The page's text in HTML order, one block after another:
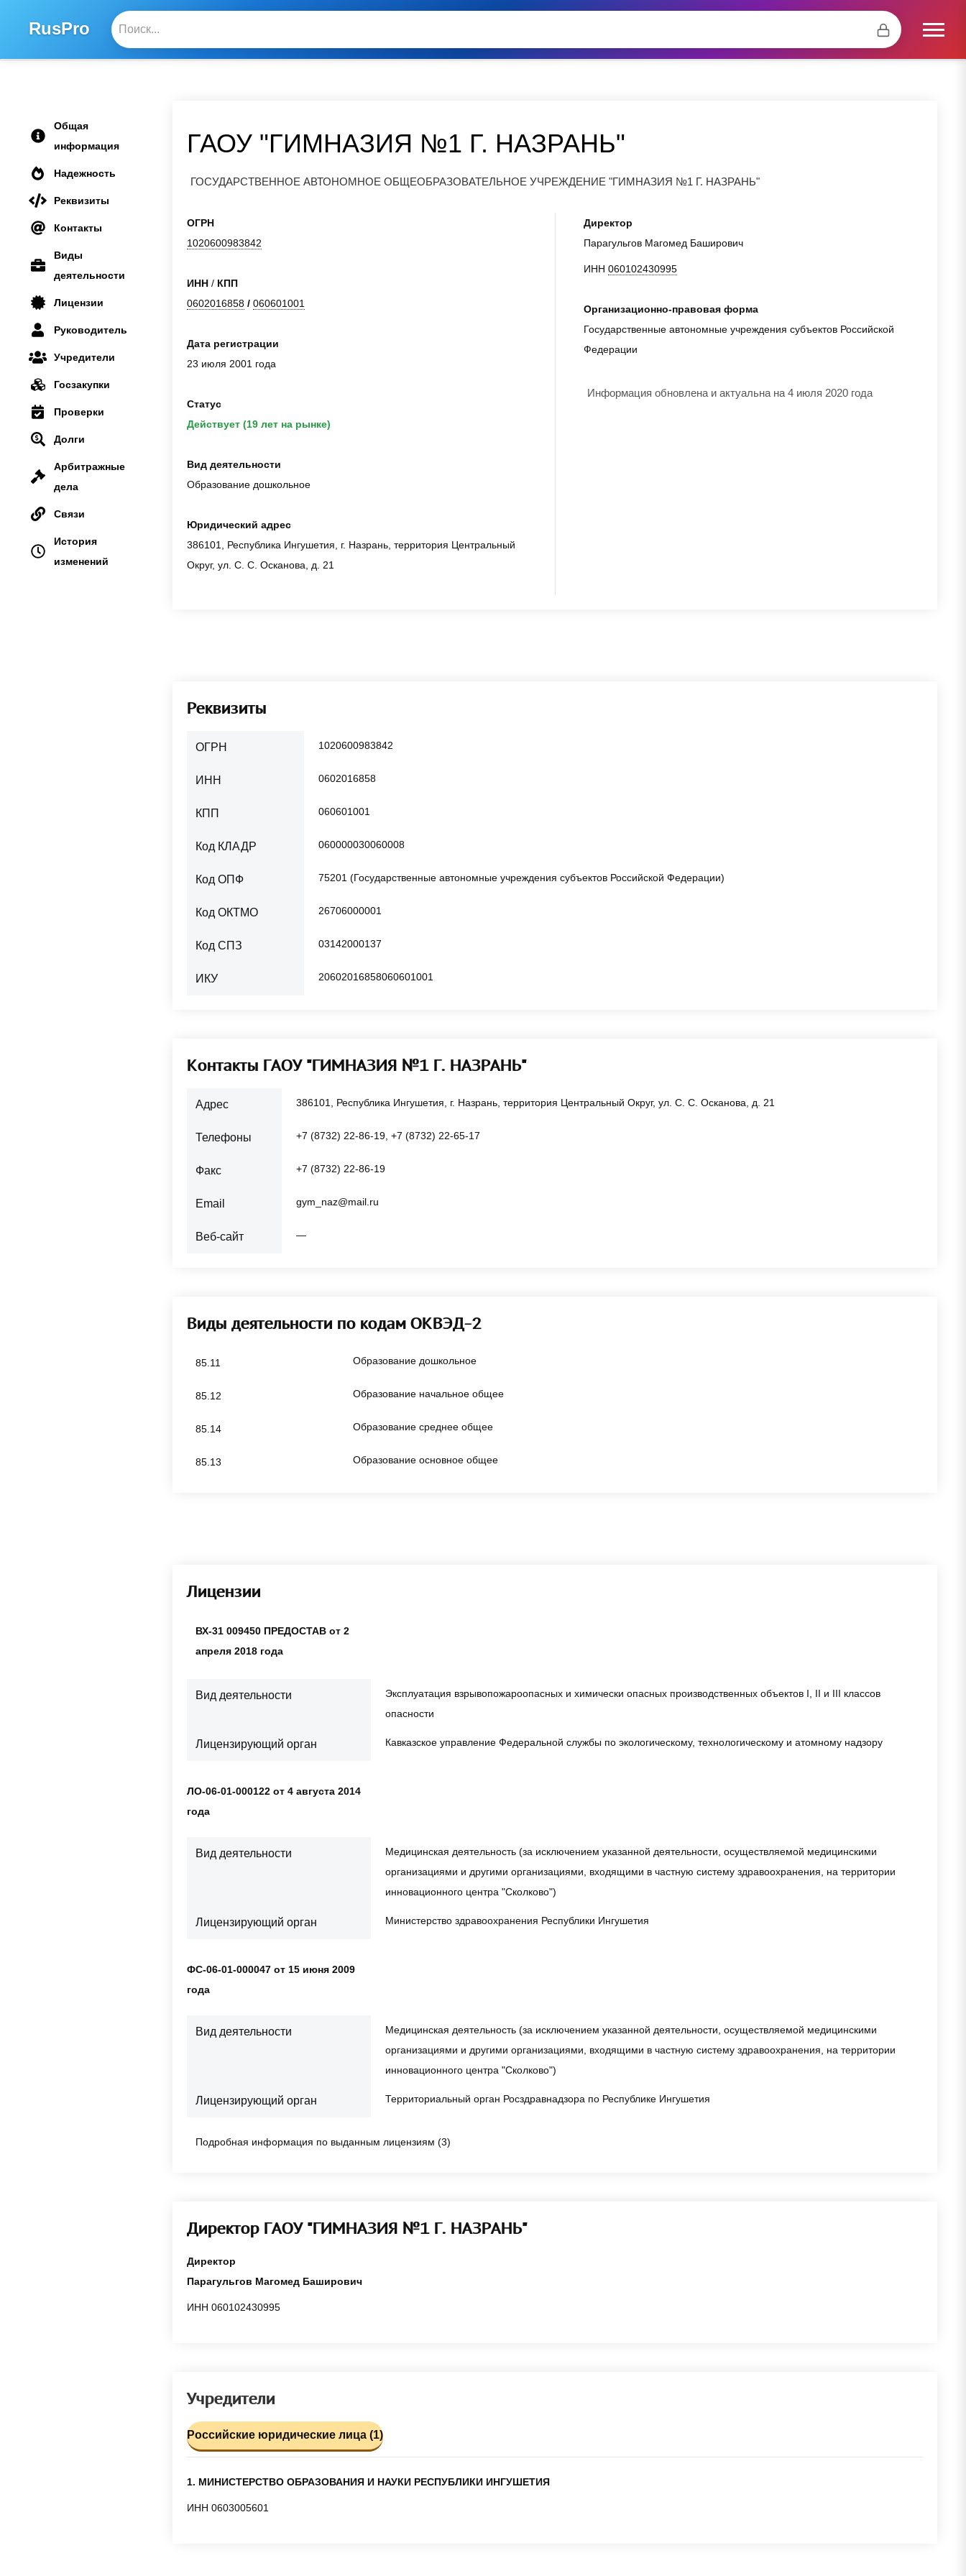
RusPro
Общая
информация
Надежность
Реквизиты
Контакты
Виды
деятельности
Лицензии
Руководитель
Учредители
Госзакупки
Проверки
Долги
Арбитражные
дела
Связи
История
изменений
ГАОУ "ГИМНАЗИЯ №1 Г. НАЗРАНЬ"
ГОСУДАРСТВЕННОЕ АВТОНОМНОЕ ОБЩЕОБРАЗОВАТЕЛЬНОЕ УЧРЕЖДЕНИЕ "ГИМНАЗИЯ №1 Г. НАЗРАНЬ"
ОГРН
1020600983842
ИНН / КПП
0602016858 / 060601001
Дата регистрации
23 июля 2001 года
Статус
Действует (19 лет на рынке)
Вид деятельности
Образование дошкольное
Юридический адрес
386101, Республика Ингушетия, г. Назрань, территория Центральный
Округ, ул. С. С. Осканова, д. 21
Директор
Парагульгов Магомед Баширович
ИНН 060102430995
Организационно-правовая форма
Государственные автономные учреждения субъектов Российской
Федерации
Информация обновлена и актуальна на 4 июля 2020 года
Реквизиты
ОГРН 1020600983842
ИНН 0602016858
КПП 060601001
Код КЛАДР 060000030060008
Код ОПФ 75201 (Государственные автономные учреждения субъектов Российской Федерации)
Код ОКТМО 26706000001
Код СПЗ 03142000137
ИКУ 20602016858060601001
Контакты ГАОУ "ГИМНАЗИЯ №1 Г. НАЗРАНЬ"
Адрес 386101, Республика Ингушетия, г. Назрань, территория Центральный Округ, ул. С. С. Осканова, д. 21
Телефоны +7 (8732) 22-86-19, +7 (8732) 22-65-17
Факс +7 (8732) 22-86-19
Email gym_naz@mail.ru
Веб-сайт —
Виды деятельности по кодам ОКВЭД-2
85.11 Образование дошкольное
85.12 Образование начальное общее
85.14 Образование среднее общее
85.13 Образование основное общее
Лицензии
ВХ-31 009450 ПРЕДОСТАВ от 2
апреля 2018 года
Вид деятельности
Эксплуатация взрывопожароопасных и химически опасных производственных объектов I, II и III классов
опасности
Лицензирующий орган Кавказское управление Федеральной службы по экологическому, технологическому и атомному надзору
ЛО-06-01-000122 от 4 августа 2014
года
Вид деятельности
Медицинская деятельность (за исключением указанной деятельности, осуществляемой медицинскими
организациями и другими организациями, входящими в частную систему здравоохранения, на территории
инновационного центра "Сколково")
Лицензирующий орган Министерство здравоохранения Республики Ингушетия
ФС-06-01-000047 от 15 июня 2009
года
Вид деятельности
Медицинская деятельность (за исключением указанной деятельности, осуществляемой медицинскими
организациями и другими организациями, входящими в частную систему здравоохранения, на территории
инновационного центра "Сколково")
Лицензирующий орган Территориальный орган Росздравнадзора по Республике Ингушетия
Подробная информация по выданным лицензиям (3)
Директор ГАОУ "ГИМНАЗИЯ №1 Г. НАЗРАНЬ"
Директор
Парагульгов Магомед Баширович
ИНН 060102430995
Учредители
Российские юридические лица (1)
1. МИНИСТЕРСТВО ОБРАЗОВАНИЯ И НАУКИ РЕСПУБЛИКИ ИНГУШЕТИЯ
ИНН 0603005601